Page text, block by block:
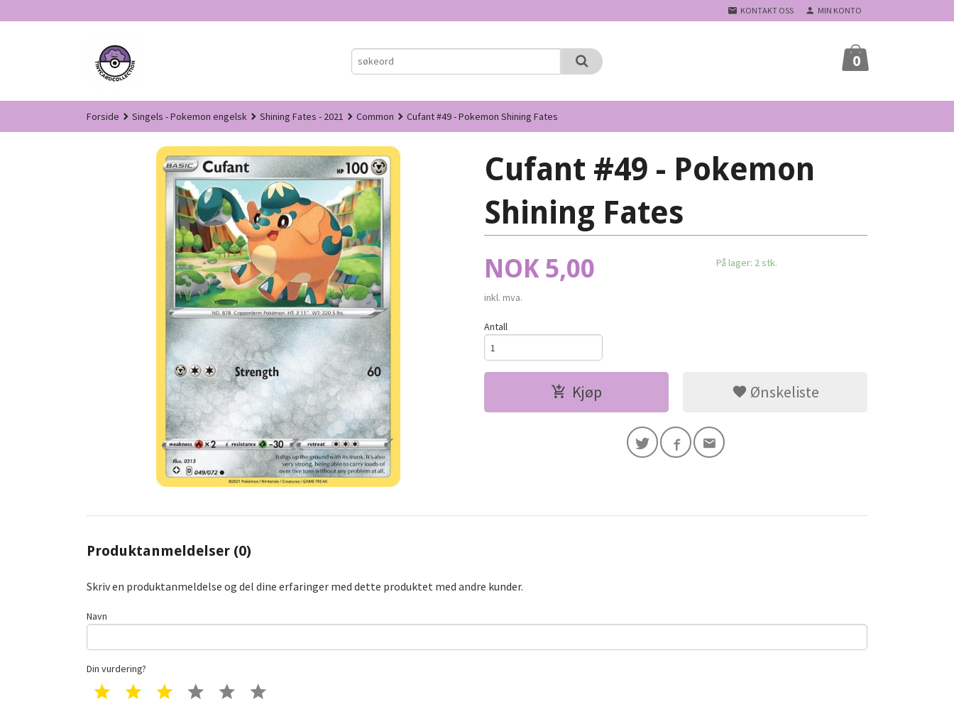
til
KONTAKT OSS MIN KONTO
0
Forside Singels - Pokemon engelsk Shining Fates - 2021 Common Cufant #49 - Pokemon Shining Fates
Cufant #49 - Pokemon
Shining Fates
Pris
NOK 5,00
inkl. mva.
På lager: 2 stk.
Antall
Kjøp Ønskeliste
Produktanmeldelser (0)
Skriv en produktanmeldelse og del dine erfaringer med dette produktet med andre kunder.
Navn
Din vurdering?
1 star 2 star 3 star 4 star 5 star